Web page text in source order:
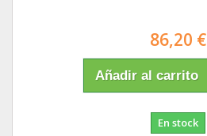
86,20 €
Añadir al carrito
En stock